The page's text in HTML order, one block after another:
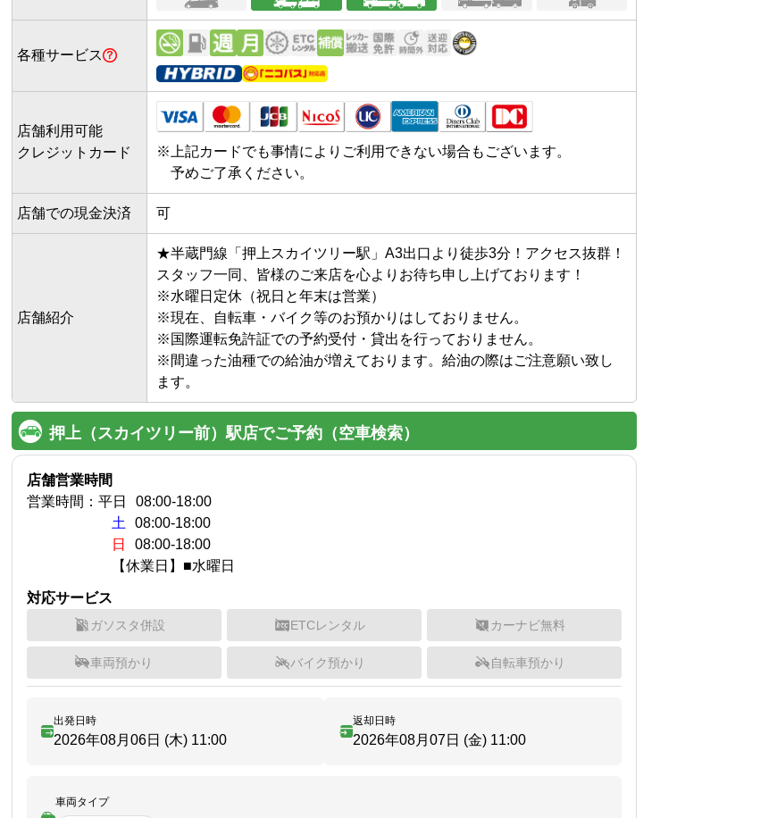
各種サービス
店舗利用可能
クレジットカード
※ 上記カードでも事情によりご利用できない場合もございます。
予めご了承ください。
店舗での現金決済 可
店舗紹介
★半蔵門線「押上スカイツリー駅」A3出口より徒歩3分！アクセス抜群！
スタッフ一同、皆様のご来店を心よりお待ち申し上げております！
※水曜日定休（祝日と年末は営業）
※現在、自転車・バイク等のお預かりはしておりません。
※国際運転免許証での予約受付・貸出を行っておりません。
※間違った油種での給油が増えております。給油の際はご注意願い致し
ます。
押上（スカイツリー前）駅店でご予約（空車検索）
店舗営業時間
営業時間： 平日 08:00-18:00
土
08:00-18:00
日
08:00-18:00
【休業日】■水曜日
対応サービス
ガソスタ併設 ETCレンタル カーナビ無料
車両預かり バイク預かり 自転車預かり
出発日時
2026年08月06日 (木) 11:00
返却日時
2026年08月07日 (金) 11:00
車両タイプ